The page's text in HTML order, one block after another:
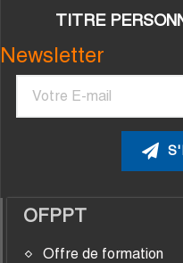
TITRE
Newsletter
Courriel
OFPPT
Offre de formation